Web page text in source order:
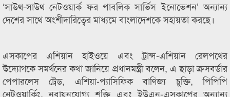
‘সাউথ-সাউথ নেটওয়ার্ক ফর পাবলিক সার্ভিস ইনোভেশন’ অন্যান্য
দেশের সাথে অংশীদারিত্বের মাধ্যমে বাংলাদেশকে সহায়তা করছে।
এসকাপের এশিয়ান হাইওয়ে এবং ট্রান্স-এশিয়ান রেলপথের
উদ্যোগকে সমর্থনের কথা জানিয়ে প্রধানমন্ত্রী বলেন, এ ছাড়া ক্রসবর্ডার
পেপারলেস ট্রেড, এশিয়া-প্যাসিফিক বাণিজ্য চুক্তি, পিপিপি
নেটওয়ার্কিং, নবায়নযোগ্য শক্তি এবং ইউএন-এসকাপের অন্যান্য